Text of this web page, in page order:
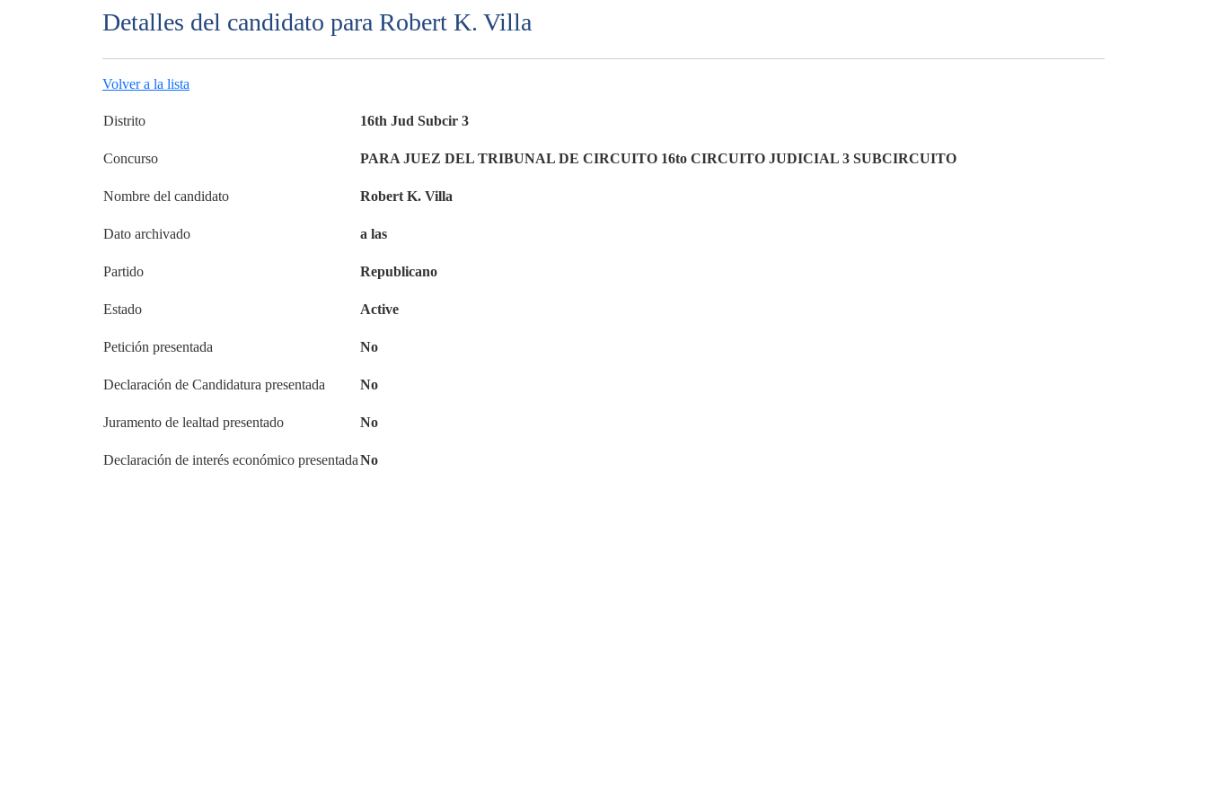
Detalles del candidato para Robert K. Villa
Volver a la lista
Distrito 16th Jud Subcir 3
Concurso PARA JUEZ DEL TRIBUNAL DE CIRCUITO 16to CIRCUITO JUDICIAL 3 SUBCIRCUITO
Nombre del candidato Robert K. Villa
Dato archivado a las
Partido Republicano
Estado Active
Petición presentada No
Declaración de Candidatura presentada No
Juramento de lealtad presentado No
Declaración de interés económico presentadaNo